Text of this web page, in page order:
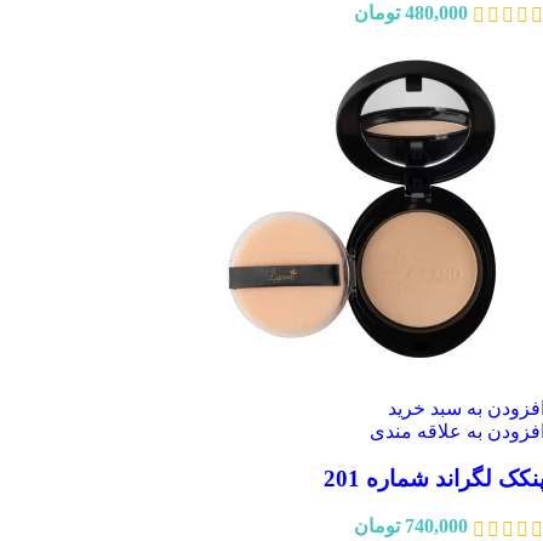
480,000 تومان
به سبد خرید
به علاقه مندی
لگراند شماره 201
740,000 تومان